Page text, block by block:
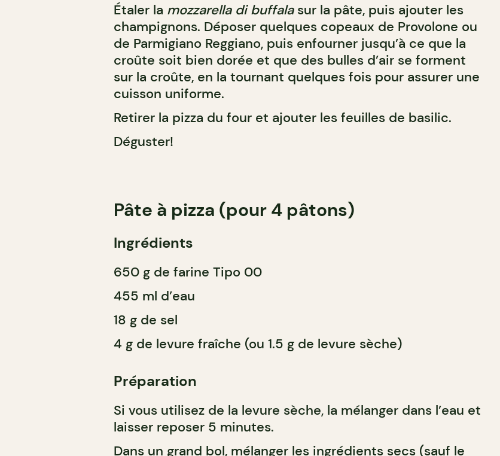
Étaler la mozzarella di buffalasur la pâte, puis ajouter les
champignons. Déposer quelques copeaux de Provolone ou
de Parmigiano Reggiano, puis enfourner jusqu’à ce que la
croûte soit bien dorée et que des bulles d’air se forment
sur la croûte, en la tournant quelques fois pour assurer une
cuisson uniforme.
Retirer la pizza du four et ajouter les feuilles de basilic.
Déguster!
Pâte à pizza (pour 4 pâtons)
Ingrédients
650 g de farine Tipo 00
455 ml d’eau
18 g de sel
4 g de levure fraîche (ou 1.5 g de levure sèche)
Préparation
Si vous utilisez de la levure sèche, la mélanger dans l’eau et
laisser reposer 5 minutes.
Dans un grand bol, mélanger les ingrédients secs (sauf le